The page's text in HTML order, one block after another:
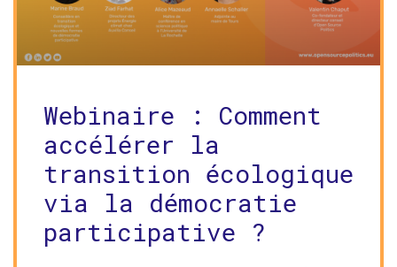
Webinaire : Comment
accélérer la
transition écologique
via la démocratie
participative ?